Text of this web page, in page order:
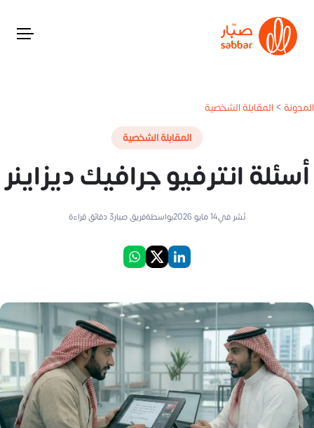
المدونة>المقابلة الشخصية
المقابلة الشخصية
أسئلة انترفيو جرافيك ديزاينر
نُشر في14 مايو 2026 بواسطةفريق صبار3دقائق قراءة